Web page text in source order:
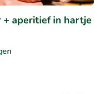
aperitief in hartje